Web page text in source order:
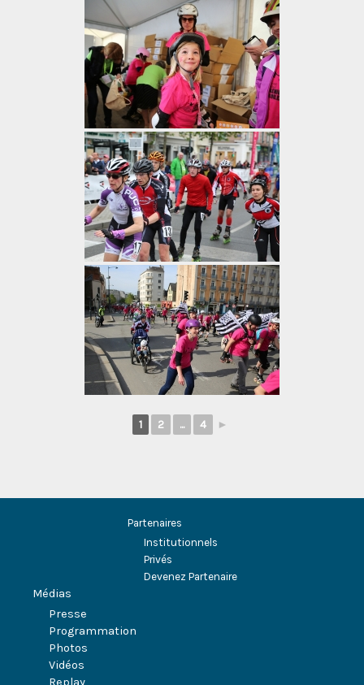
1 2 ... 4 ►
Partenaires
Institutionnels
Privés
Devenez Partenaire
Médias
Presse
Programmation
Photos
Vidéos
Replay